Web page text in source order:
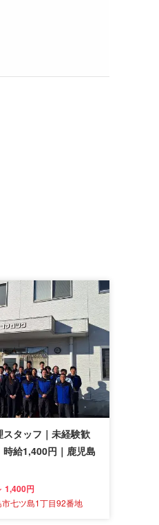
タッフ｜未経験歓
給1,400円｜鹿児島
1,400円
市七ツ島1丁目92番地